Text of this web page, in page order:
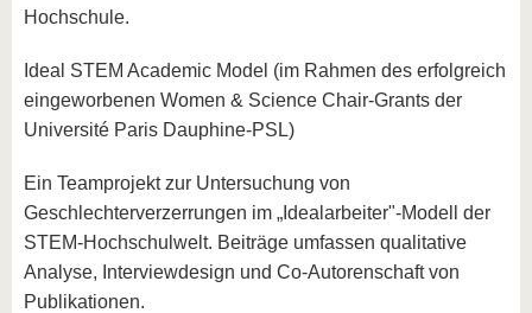
Hochschule.
Ideal STEM Academic Model (im Rahmen des erfolgreich
eingeworbenen Women & Science Chair-Grants der
Université Paris Dauphine-PSL)
Ein Teamprojekt zur Untersuchung von
Geschlechterverzerrungen im „Idealarbeiter"-Modell der
STEM-Hochschulwelt. Beiträge umfassen qualitative
Analyse, Interviewdesign und Co-Autorenschaft von
Publikationen.